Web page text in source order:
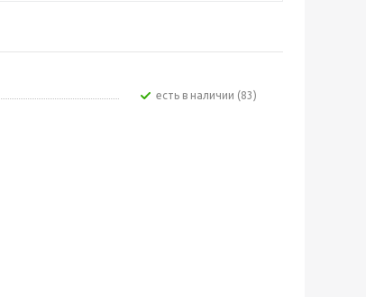
Есть в наличии (83)